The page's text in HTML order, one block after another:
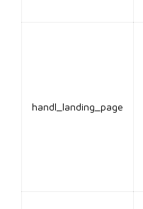
handl_landing_page